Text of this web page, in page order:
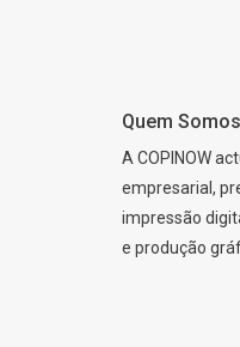
Quem Somos
A COPINOW
empresarial,
impressão
e produção